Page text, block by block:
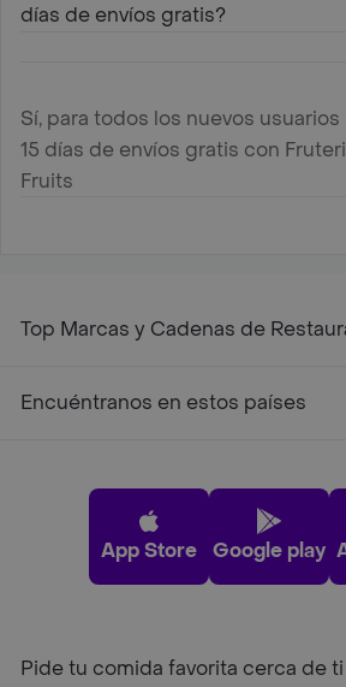
días de envíos gratis?
Sí, para todos los nuevos
15 días de envíos gratis con
Fruits
Top Marcas y Cadenas de
Encuéntranos en estos países
App Store Google play
Pide tu comida favorita cerca de ti